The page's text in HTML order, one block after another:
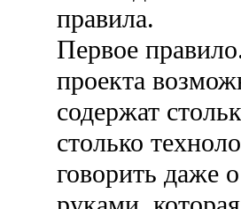
правила.
Первое
проекта
содержат
столько
говорить даже